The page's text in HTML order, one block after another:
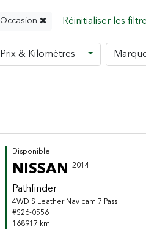
Occasion
Prix & Kilomètres
Disponible
NISSAN 2014
Pathfinder
4WD S Leather Nav cam 7 Pass
#S26-0556
168917 km